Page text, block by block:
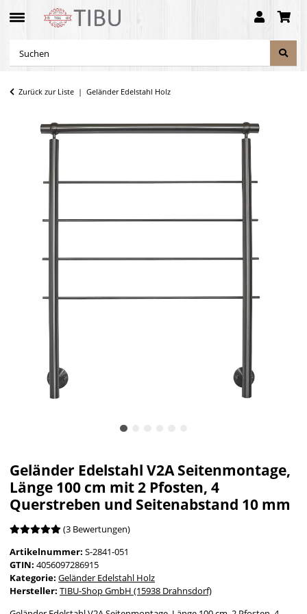
Zurück zur Liste Geländer Edelstahl Holz
Geländer Edelstahl V2A Seitenmontage,
Länge 100 cm mit 2 Pfosten, 4
Querstreben und Seitenabstand 10 mm
(3 Bewertungen)
Artikelnummer: S-2841-051
GTIN: 4056097286915
Kategorie: Geländer Edelstahl Holz
Hersteller: TIBU-Shop GmbH (15938 Drahnsdorf)